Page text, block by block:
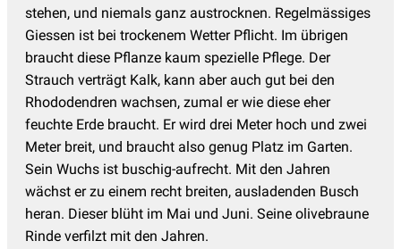
stehen, und niemals ganz austrocknen. Regelmässiges
Giessen ist bei trockenem Wetter Pflicht. Im übrigen
braucht diese Pflanze kaum spezielle Pflege. Der
Strauch verträgt Kalk, kann aber auch gut bei den
Rhododendren wachsen, zumal er wie diese eher
feuchte Erde braucht. Er wird drei Meter hoch und zwei
Meter breit, und braucht also genug Platz im Garten.
Sein Wuchs ist buschig-aufrecht. Mit den Jahren
wächst er zu einem recht breiten, ausladenden Busch
heran. Dieser blüht im Mai und Juni. Seine olivebraune
Rinde verfilzt mit den Jahren.